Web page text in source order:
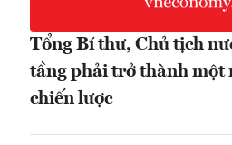
Tổng Bí thư, Chủ tịch
tầng phải trở thành một
chiến lược